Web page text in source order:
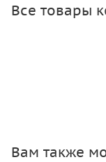
Все товары
Вам также